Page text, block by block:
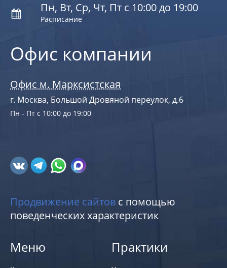
Офис компании
Офис м. Марксистская
г. Москва, Большой Дровяной переулок, д.6
Пн - Пт с 10:00 до 19:00
Пн, Вт, Ср, Чт, Пт с 10:00 до 19:00
Расписание
Продвижение сайтов с помощью
поведенческих характеристик
Меню Практики